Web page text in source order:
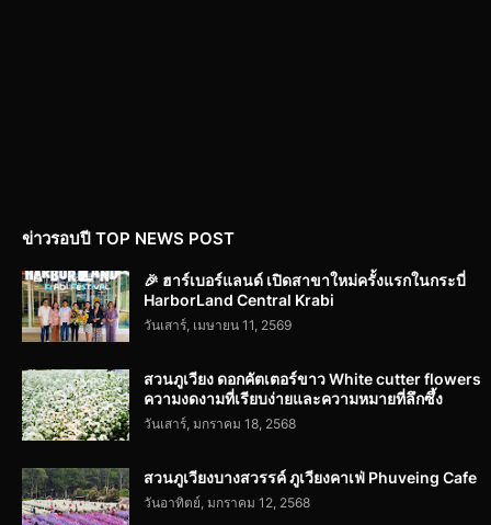
ข่าวรอบปี TOP NEWS POST
🎉 ฮาร์เบอร์แลนด์ เปิดสาขาใหม่ครั้งแรกในกระบี่
HarborLand Central Krabi
วันเสาร์, เมษายน 11, 2569
สวนภูเวียง ดอกคัตเตอร์ขาว White cutter flowers
ความงดงามที่เรียบง่ายและความหมายที่ลึกซึ้ง
วันเสาร์, มกราคม 18, 2568
สวนภูเวียงบางสวรรค์ ภูเวียงคาเฟ่ Phuveing Cafe
วันอาทิตย์, มกราคม 12, 2568